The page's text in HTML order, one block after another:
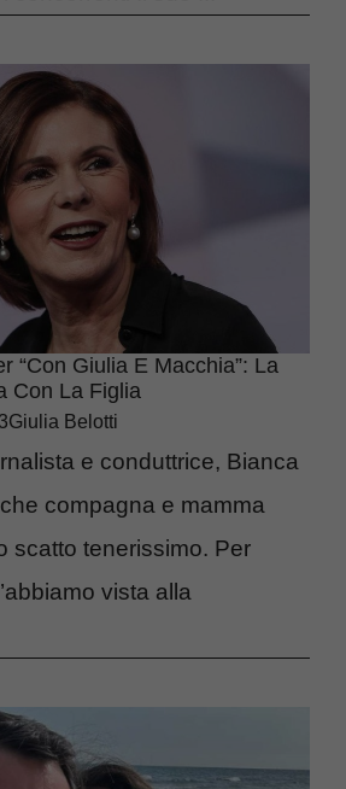
“con Giulia E Macchia”: La
Con La Figlia
Giulia Belotti
e conduttrice, Bianca
compagna e mamma
scatto tenerissimo. Per
vista alla